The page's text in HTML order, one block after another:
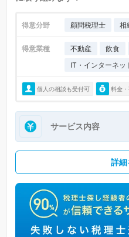
得意分野 顧問税理士 相
得意業種 不動産 飲食
IT・インターネッ
個人の相談も受付可 料金
サービス内容
詳細